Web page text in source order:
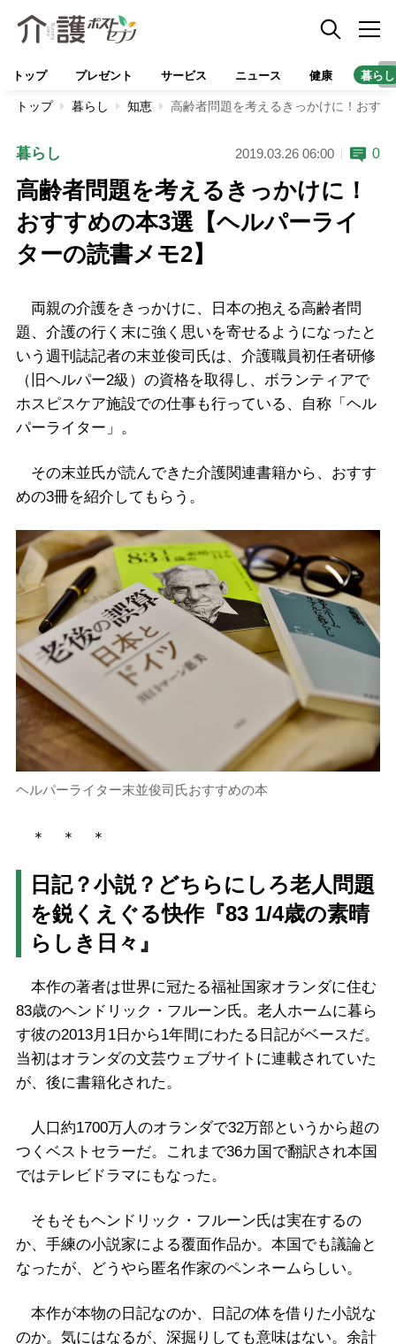
トップ プレゼント サービス ニュース 健康 暮らし
トップ 暮らし 知恵 高齢者問題を考えるきっかけに！おす
暮らし 2019.03.26 06:00 0
高齢者問題を考えるきっかけに！
おすすめの本3選【ヘルパーライ
ターの読書メモ2】
両親の介護をきっかけに、日本の抱える高齢者問
題、介護の行く末に強く思いを寄せるようになったと
いう週刊誌記者の末並俊司氏は、介護職員初任者研修
（旧ヘルパー2級）の資格を取得し、ボランティアで
ホスピスケア施設での仕事も行っている、自称「ヘル
パーライター」。
その末並氏が読んできた介護関連書籍から、おすす
めの3冊を紹介してもらう。
ヘルパーライター末並俊司氏おすすめの本
＊ ＊ ＊
日記？小説？どちらにしろ老人問題
を鋭くえぐる快作『83 1/4歳の素晴
らしき日々』
本作の著者は世界に冠たる福祉国家オランダに住む
83歳のヘンドリック・フルーン氏。老人ホームに暮ら
す彼の2013月1日から1年間にわたる日記がベースだ。
当初はオランダの文芸ウェブサイトに連載されていた
が、後に書籍化された。
人口約1700万人のオランダで32万部というから超の
つくベストセラーだ。これまで36カ国で翻訳され本国
ではテレビドラマにもなった。
そもそもヘンドリック・フルーン氏は実在するの
か、手練の小説家による覆面作品か。本国でも議論と
なったが、どうやら匿名作家のペンネームらしい。
本作が本物の日記なのか、日記の体を借りた小説な
のか。気にはなるが、深掘りしても意味はない。余計